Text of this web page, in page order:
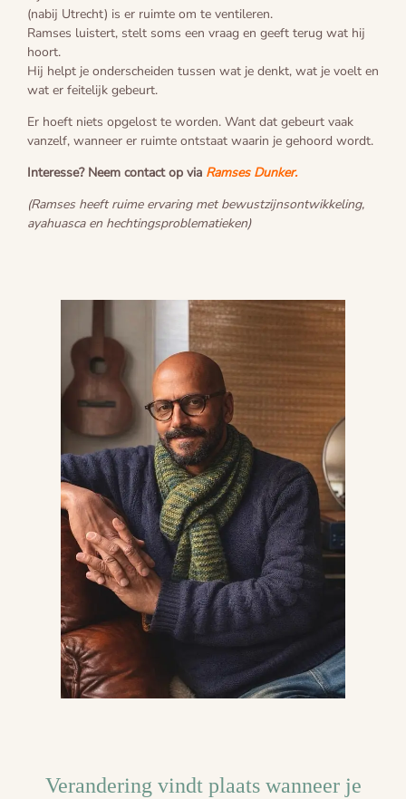
(nabij Utrecht) is er ruimte om te ventileren.
Ramses luistert, stelt soms een vraag en geeft terug wat hij
hoort.
Hij helpt je onderscheiden tussen wat je denkt, wat je voelt en
wat er feitelijk gebeurt.
Er hoeft niets opgelost te worden. Want dat gebeurt vaak
vanzelf, wanneer er ruimte ontstaat waarin je gehoord wordt.
Interesse? Neem contact op via Ramses Dunker.
(Ramses heeft ruime ervaring met bewustzijnsontwikkeling,
ayahuasca en hechtingsproblematieken)
Verandering vindt plaats wanneer je